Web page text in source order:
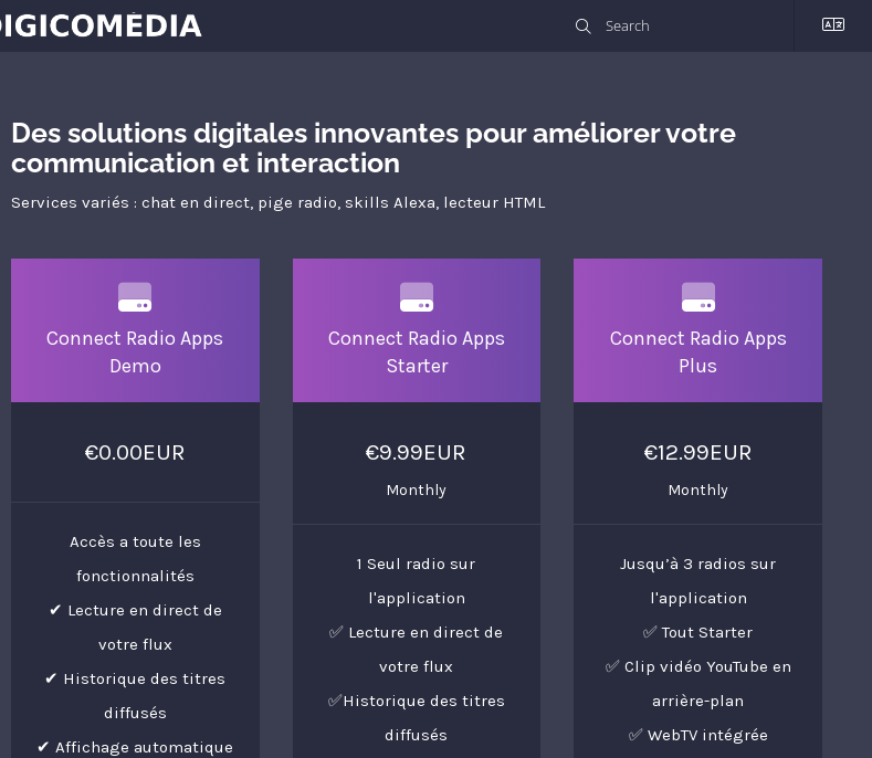
Des solutions digitales innovantes pour améliorer votre
communication et interaction
Services variés : chat en direct, pige radio, skills Alexa, lecteur HTML
Connect Radio Apps
Demo
€0.00EUR
Accès a toute les
fonctionnalités
✔ Lecture en direct de
votre flux
✔ Historique des titres
diffusés
✔ Affichage automatique
Connect Radio Apps
Starter
€9.99EUR
Monthly
1 Seul radio sur
l'application
✅ Lecture en direct de
votre flux
✅Historique des titres
diffusés
Connect Radio Apps
Plus
€12.99EUR
Monthly
Jusqu’à 3 radios sur
l'application
✅ Tout Starter
✅ Clip vidéo YouTube en
arrière-plan
✅ WebTV intégrée